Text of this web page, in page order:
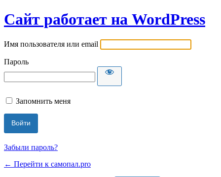
Сайт работает на WordPress
Имя пользователя или email
Пароль
Запомнить меня
Забыли пароль?
← Перейти к самопал.pro